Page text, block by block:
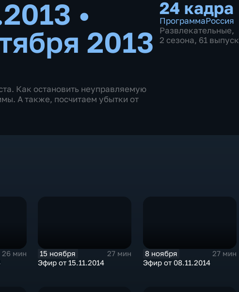
•
2013
Как остановить неуправляемую
А также, посчитаем убытки от
24 кадра
ПрограммаРоссия
Развлекательные,
2 сезона, 61 выпуск
26 мин
15 ноября
27 мин
Эфир от 15.11.2014
8 ноября
27 мин
Эфир от 08.11.2014